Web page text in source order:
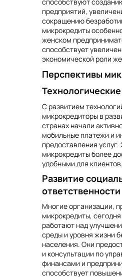
способствуют
предприятий,
сокращению
микрокредиты
женском
способствует
экономической роли
Перспективы
С развитием
микрокредиторы в
странах начали
мобильные платежи и
предоставления услуг.
микрокредиты более
удобными для клиентов.
Развитие
ответственности
Многие организации,
микрокредиты,
работают над
среды и уровня жизни
населения. Они
и консультации по
финансами и
способствует